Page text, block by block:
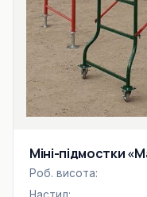
Міні-підмостки
Роб. висота: